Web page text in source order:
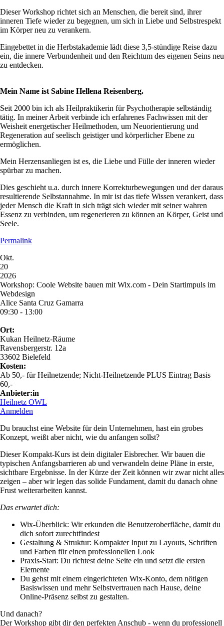
Dieser Workshop richtet sich an Menschen, die bereit sind, ihrer
inneren Tiefe wieder zu begegnen, um sich in Liebe und Selbstrespekt
im Körper neu zu verankern.
Eingebettet in die Herbstakademie lädt diese 3,5-stündige Reise dazu
ein, die innere Verbundenheit und den Reichtum des eigenen Seins neu
zu entdecken.
Mein Name ist Sabine Hellena Reisenberg.
Seit 2000 bin ich als Heilpraktikerin für Psychotherapie selbständig
tätig. In meiner Arbeit verbinde ich erfahrenes Fachwissen mit der
Weisheit energetischer Heilmethoden, um Neuorientierung und
Regeneration auf seelisch geistiger und körperlicher Ebene zu
ermöglichen.
Mein Herzensanliegen ist es, die Liebe und Fülle der inneren wieder
spürbar zu machen.
Dies geschieht u.a. durch innere Korrekturbewegungen und der daraus
resultierende Selbstannahme. In mir ist das tiefe Wissen verankert, dass
jeder Mensch die Kraft in sich trägt sich wieder mit seiner wahren
Essenz zu verbinden, um regenerieren zu können an Körper, Geist und
Seele.
Permalink
Okt.
20
2026
Workshop: Coole Website bauen mit Wix.com - Dein Startimpuls im
Webdesign
Alice Santa Cruz Gamarra
09:30 - 13:00
Ort:
Kukan Heilnetz-Räume
Ravensbergerstr. 12a
33602 Bielefeld
Kosten:
Ab 50,- für Heilnetzende; Nicht-Heilnetzende PLUS Eintrag Basis
60,-
Anbieter:in
Heilnetz OWL
Anmelden
Du brauchst eine Website für dein Unternehmen, hast ein grobes
Konzept, weißt aber nicht, wie du anfangen sollst?
Dieser Kompakt-Kurs ist dein digitaler Eisbrecher. Wir bauen die
typischen Anfangsbarrieren ab und verwandeln deine Pläne in erste,
sichtbare Ergebnisse. In der Kürze der Zeit können wir zwar nicht alles
zeigen – aber wir legen das solide Fundament, damit du danach ohne
Frust weiterarbeiten kannst.
Das erwartet dich:
Wix-Überblick: Wir erkunden die Benutzeroberfläche, damit du
dich sofort zurechtfindest
Gestaltung & Struktur: Kompakter Input zu Layouts, Schriften
und Farben für einen professionellen Look
Praxis-Start: Du richtest deine Seite ein und setzt die ersten
Elemente
Du gehst mit einem eingerichteten Wix-Konto, dem nötigen
Basiswissen und mehr Selbstvertrauen nach Hause, deine
Online-Präsenz selbst zu gestalten.
Und danach?
Der Workshop gibt dir den perfekten Anschub - wenn du professionell